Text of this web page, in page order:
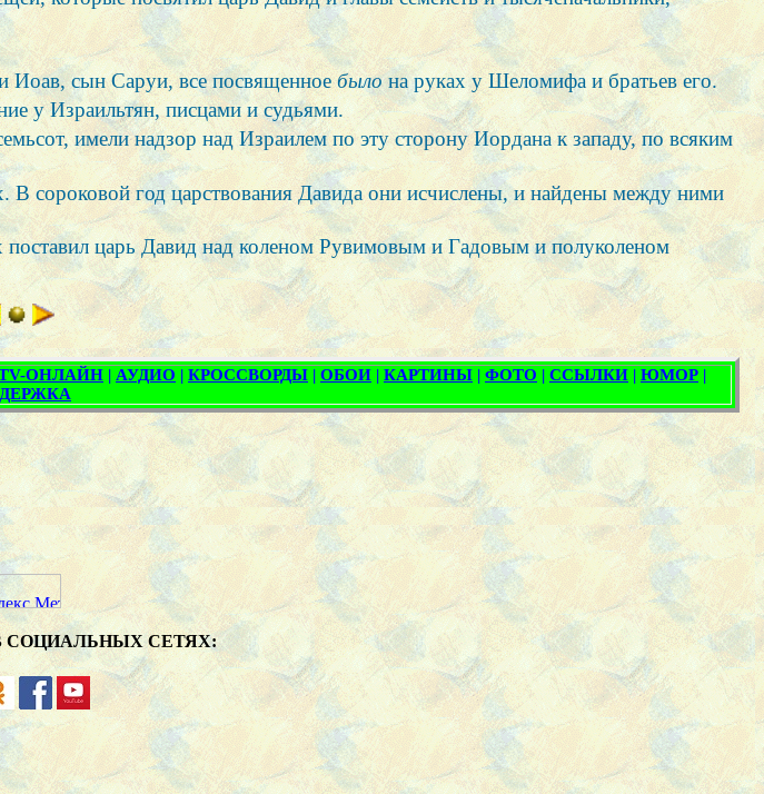
Иоав, сын Саруи, все посвященноебылона руках у Шеломифа и братьев его.
у Израильтян, писцами и судьями.
имели надзор над Израилем по эту сторону Иордана к западу, по всяким
В сороковой год царствования Давида они исчислены, и найдены между ними
царь Давид над коленом Рувимовым и Гадовым и полуколеном